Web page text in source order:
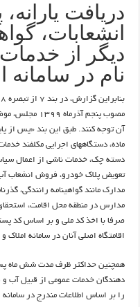
دریافت
انشعابات،
دیگر از
نام در
مصوب پنجم
ماده، دستگاههای اجرایی مکلفند
دسته چک، خدمات ناشی از اعمال
تعویض پلاک خودرو، فروش انشعاب
مدارک مانند گواهینامه رانندگی،
مدارس در منطقه محل اقامت،
صرفا با اخذ کد ملی و بر اساس کد
اقامتگاه اصلی آنان در سامانه املاک
همچنین حداکثر ظرف مدت شش ماه پس
دهندگان خدمات عمومی از قبیل آب و
را بر اساس اطلاعات مندرج در